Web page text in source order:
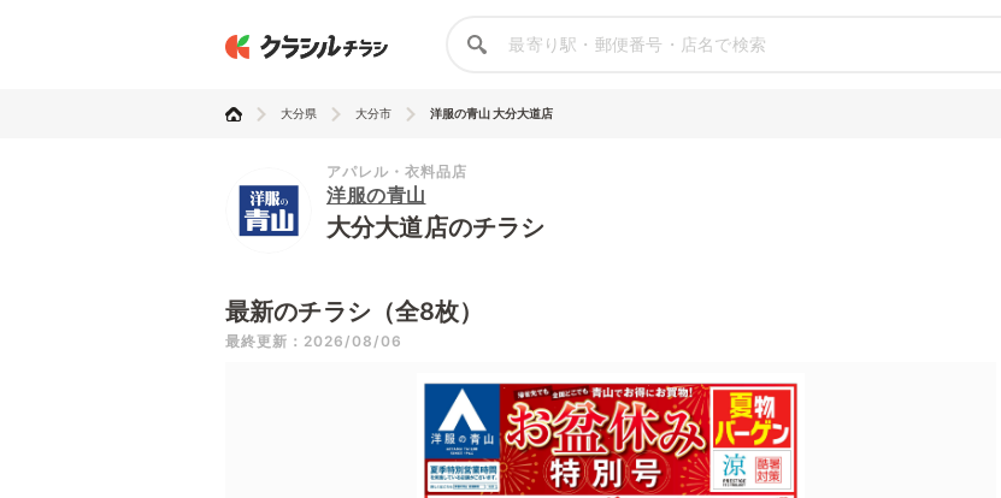
大分県 大分市 洋服の青山 大分大道店
アパレル・衣料品店
洋服の青山
大分大道店のチラシ
最新のチラシ（全8枚）
最終更新：2026/08/06